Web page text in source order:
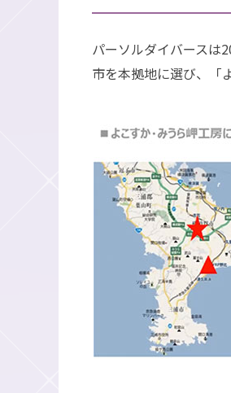
パーソルダイバースは
市を本拠地に選び、「